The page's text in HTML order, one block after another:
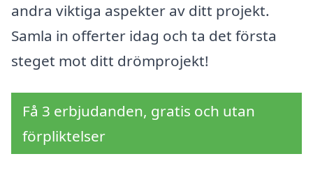
andra viktiga aspekter av ditt projekt.
Samla in offerter idag och ta det första
steget mot ditt drömprojekt!
Få 3 erbjudanden, gratis och utan
förpliktelser